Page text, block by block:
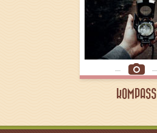
KOMPASS